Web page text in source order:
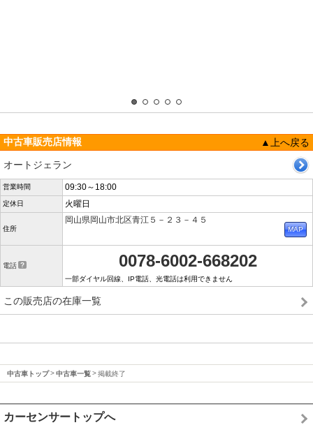
中古車販売店情報
▲上へ戻る
オートジェラン
営業時間 09:30～18:00
定休日 火曜日
住所
岡山県岡山市北区青江５－２３－４５
電話 0078-6002-668202
一部ダイヤル回線、IP電話、光電話は利用できません
この販売店の在庫一覧
中古車トップ 中古車一覧 掲載終了
カーセンサートップへ